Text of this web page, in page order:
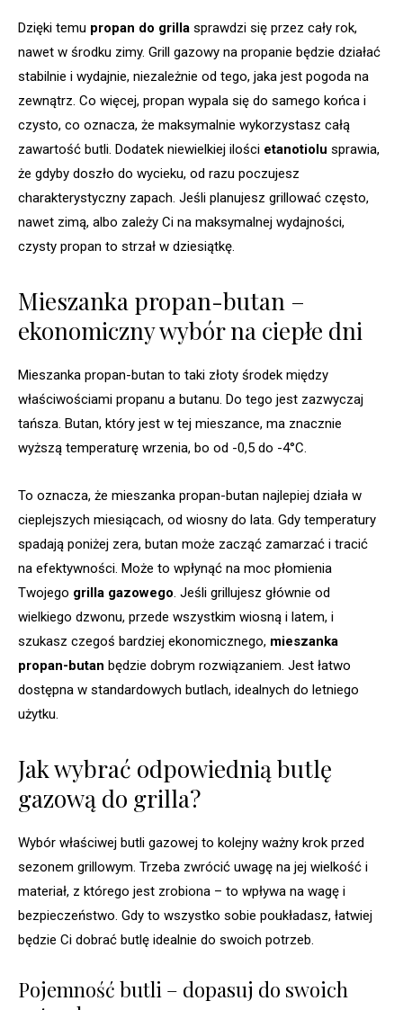
Dzięki temu propan do grilla sprawdzi się przez cały rok,
nawet w środku zimy. Grill gazowy na propanie będzie działać
stabilnie i wydajnie, niezależnie od tego, jaka jest pogoda na
zewnątrz. Co więcej, propan wypala się do samego końca i
czysto, co oznacza, że maksymalnie wykorzystasz całą
zawartość butli. Dodatek niewielkiej ilości etanotiolu sprawia,
że gdyby doszło do wycieku, od razu poczujesz
charakterystyczny zapach. Jeśli planujesz grillować często,
nawet zimą, albo zależy Ci na maksymalnej wydajności,
czysty propan to strzał w dziesiątkę.
Mieszanka propan-butan –
ekonomiczny wybór na ciepłe dni
Mieszanka propan-butan to taki złoty środek między
właściwościami propanu a butanu. Do tego jest zazwyczaj
tańsza. Butan, który jest w tej mieszance, ma znacznie
wyższą temperaturę wrzenia, bo od -0,5 do -4°C.
To oznacza, że mieszanka propan-butan najlepiej działa w
cieplejszych miesiącach, od wiosny do lata. Gdy temperatury
spadają poniżej zera, butan może zacząć zamarzać i tracić
na efektywności. Może to wpłynąć na moc płomienia
Twojego grilla gazowego. Jeśli grillujesz głównie od
wielkiego dzwonu, przede wszystkim wiosną i latem, i
szukasz czegoś bardziej ekonomicznego, mieszanka
propan-butan będzie dobrym rozwiązaniem. Jest łatwo
dostępna w standardowych butlach, idealnych do letniego
użytku.
Jak wybrać odpowiednią butlę
gazową do grilla?
Wybór właściwej butli gazowej to kolejny ważny krok przed
sezonem grillowym. Trzeba zwrócić uwagę na jej wielkość i
materiał, z którego jest zrobiona – to wpływa na wagę i
bezpieczeństwo. Gdy to wszystko sobie poukładasz, łatwiej
będzie Ci dobrać butlę idealnie do swoich potrzeb.
Pojemność butli – dopasuj do swoich